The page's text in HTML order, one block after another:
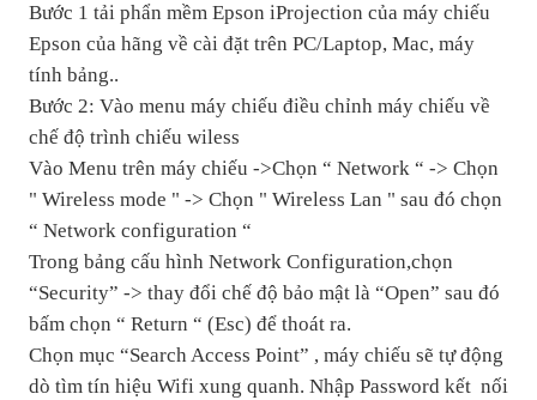
Bước 1 tải phẩn mềm Epson iProjection của máy chiếu
Epson của hãng về cài đặt trên PC/Laptop, Mac, máy
tính bảng..
Bước 2: Vào menu máy chiếu điều chỉnh máy chiếu về
chế độ trình chiếu wiless
Vào Menu trên máy chiếu ->Chọn “ Network “ -> Chọn
" Wireless mode " -> Chọn " Wireless Lan " sau đó chọn
“ Network configuration “
Trong bảng cấu hình Network Configuration,chọn
“Security” -> thay đổi chế độ bảo mật là “Open” sau đó
bấm chọn “ Return “ (Esc) để thoát ra.
Chọn mục “Search Access Point” , máy chiếu sẽ tự động
dò tìm tín hiệu Wifi xung quanh. Nhập Password kết nối